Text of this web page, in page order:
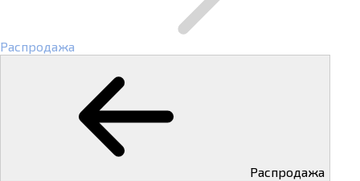
Распродажа
Распродажа